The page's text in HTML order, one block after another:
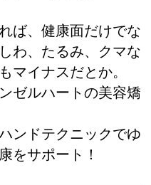
ば、健康面だけでな
わ、たるみ、クマな
マイナスだとか。
ゼルハートの美容矯
ンドテクニックでゆ
をサポート！